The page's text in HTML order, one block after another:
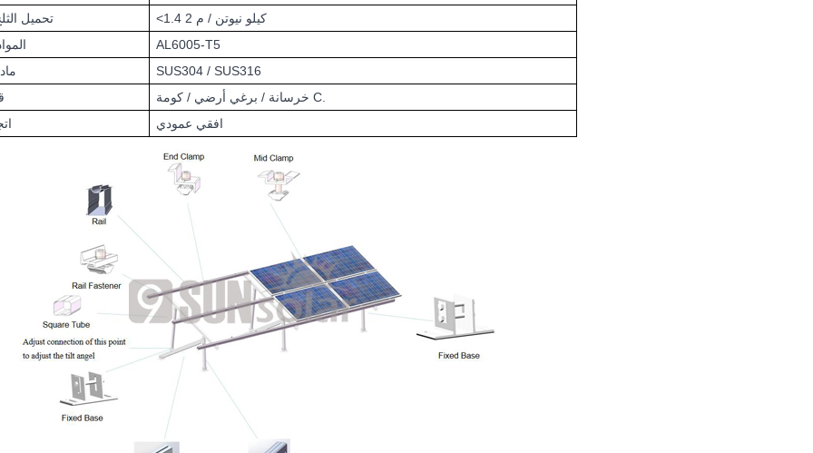
تحميل
<1.4 كيلو نيوتن / م 2
AL6005-T5
SUS304 / SUS316
خرسانة / برغي أرضي / كومة C.
افقي عمودي